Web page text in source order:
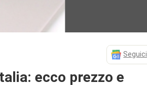
Seguici
ecco prezzo e